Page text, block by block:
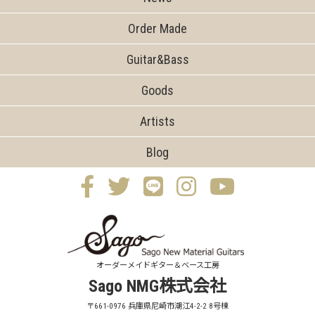
Order Made
Guitar&Bass
Goods
Artists
Blog
オーダーメイドギター＆ベース工房
Sago NMG株式会社
〒661-0976 兵庫県尼崎市潮江4-2-2 8号棟